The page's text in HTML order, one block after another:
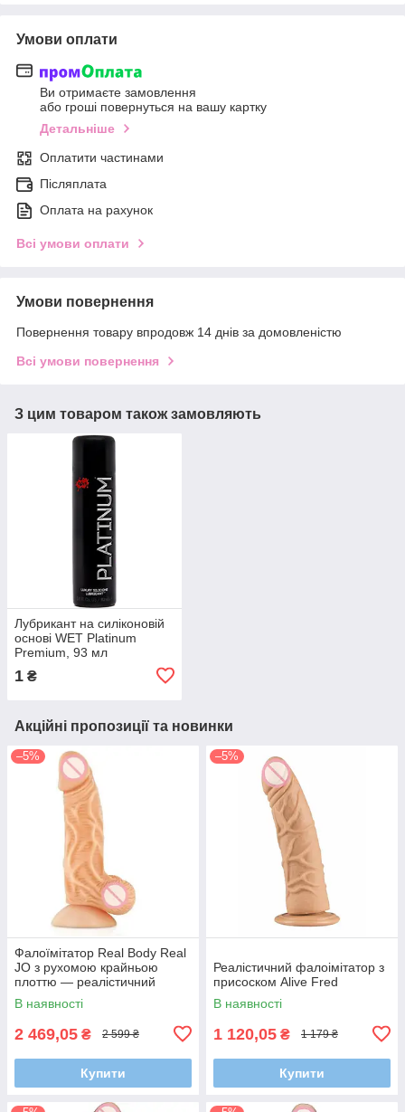
Умови оплати
Ви отримаєте замовлення
або гроші повернуться на вашу картку
Детальніше
Оплатити частинами
Післяплата
Оплата на рахунок
Всі умови оплати
Умови повернення
Повернення товару впродовж 14 днів за домовленістю
Всі умови повернення
З цим товаром також замовляють
Лубрикант на силіконовій
основі WET Platinum
Premium, 93 мл
1 ₴
Акційні пропозиції та новинки
–5%
Фалоїмітатор Real Body Real
JO з рухомою крайньою
плоттю — реалістичний
чоловічий фаллоїмітатор
В наявності
2 469,05 ₴ 2 599 ₴
Купити
–5%
Реалістичний фалоімітатор з
присоском Alive Fred
В наявності
1 120,05 ₴ 1 179 ₴
Купити